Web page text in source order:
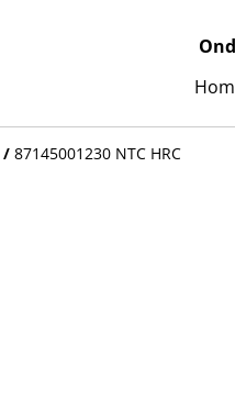
/ 87145001230 NTC HRC